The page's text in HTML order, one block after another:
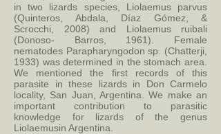
in two lizards species, Liolaemus parvus
(Quinteros, Abdala, Díaz Gómez, &
Scrocchi, 2008) and Liolaemus ruibali
(Donoso- Barros, 1961). Female
nematodes Parapharyngodon sp. (Chatterji,
1933) was determined in the stomach area.
We mentioned the first records of this
parasite in these lizards in Don Carmelo
locality, San Juan, Argentina. We make an
important contribution to parasitic
knowledge for lizards of the genus
Liolaemusin Argentina.